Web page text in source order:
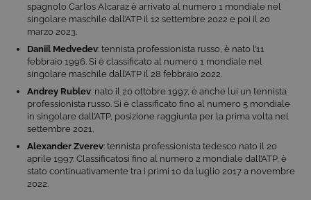
spagnolo Carlos Alcaraz è arrivato al numero 1 mondiale nel
singolare maschile dall’ATP il 12 settembre 2022 e poi il 20
marzo 2023.
Daniil Medvedev: tennista professionista russo, è nato l’11
febbraio 1996. Si è classificato al numero 1 mondiale nel
singolare maschile dall’ATP il 28 febbraio 2022.
Andrey Rublev: nato il 20 ottobre 1997, è anche lui un tennista
professionista russo. Si è classificato fino al numero 5 mondiale
in singolare dall’ATP, posizione raggiunta per la prima volta nel
settembre 2021.
Alexander Zverev: tennista professionista tedesco nato il 20
aprile 1997. Classificatosi fino al numero 2 mondiale dall’ATP, è
stato continuativamente tra i primi 10 da luglio 2017 a novembre
2022.